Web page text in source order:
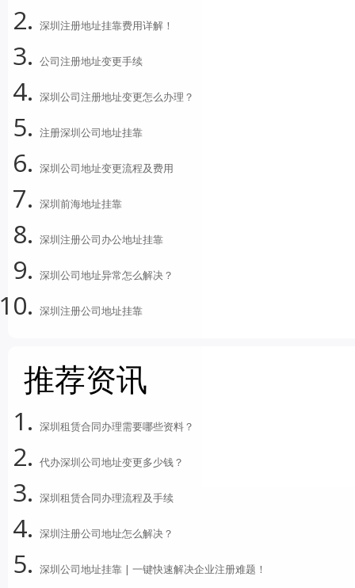
深圳注册地址挂靠费用详解！
公司注册地址变更手续
深圳公司注册地址变更怎么办理？
注册深圳公司地址挂靠
深圳公司地址变更流程及费用
深圳前海地址挂靠
深圳注册公司办公地址挂靠
深圳公司地址异常怎么解决？
深圳注册公司地址挂靠
推荐资讯
深圳租赁合同办理需要哪些资料？
代办深圳公司地址变更多少钱？
深圳租赁合同办理流程及手续
深圳注册公司地址怎么解决？
深圳公司地址挂靠 | 一键快速解决企业注册难题！